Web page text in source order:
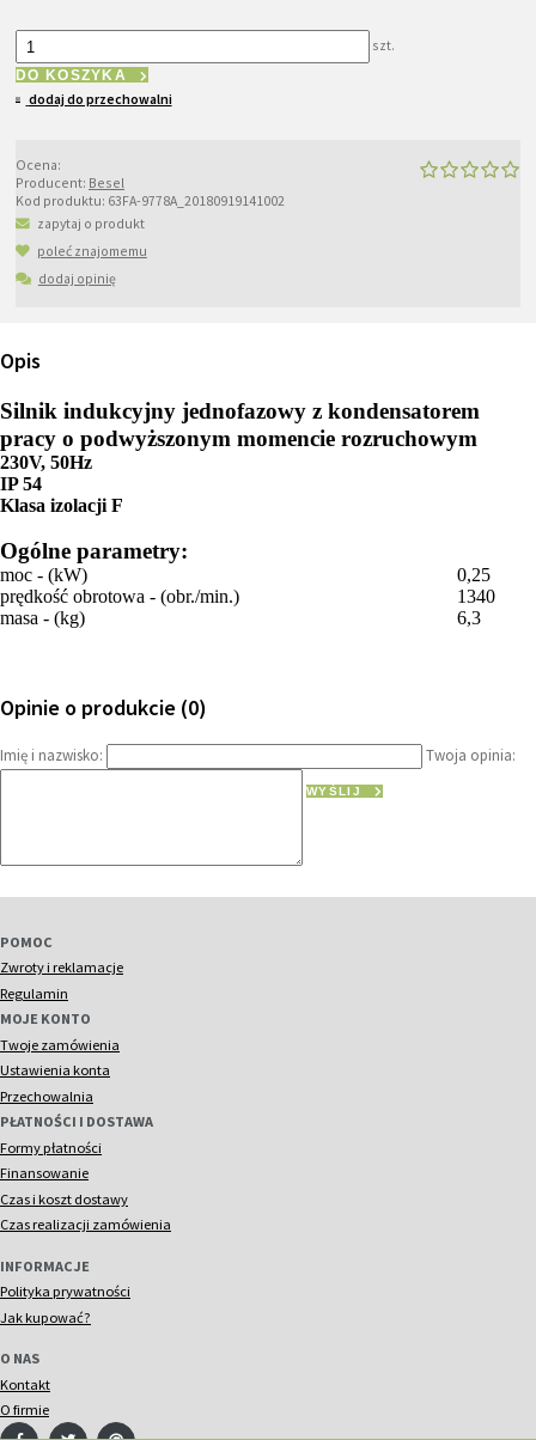
szt.
DO KOSZYKA
dodaj do przechowalni
Ocena:
Producent: Besel
Kod produktu: 63FA-9778A_20180919141002
zapytaj o produkt
poleć znajomemu
dodaj opinię
Opis
Silnik indukcyjny jednofazowy z kondensatorem
pracy o podwyższonym momencie rozruchowym
230V, 50Hz
IP 54
Klasa izolacji F
Ogólne parametry:
moc - (kW)
0,25
prędkość obrotowa - (obr./min.)
1340
masa - (kg)
6,3
Opinie o produkcie (0)
Imię i nazwisko: Twoja opinia:
WYŚLIJ
POMOC
Zwroty i reklamacje
Regulamin
MOJE KONTO
Twoje zamówienia
Ustawienia konta
Przechowalnia
PŁATNOŚCI I DOSTAWA
Formy płatności
Finansowanie
Czas i koszt dostawy
Czas realizacji zamówienia
INFORMACJE
Polityka prywatności
Jak kupować?
O NAS
Kontakt
O firmie